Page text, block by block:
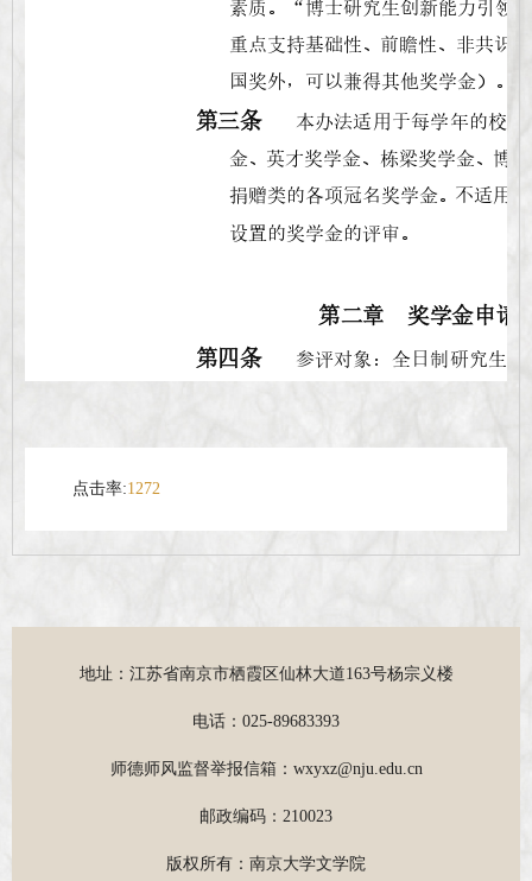
点击率:1272
地址：江苏省南京市栖霞区仙林大道163号杨宗义楼
电话：025-89683393
师德师风监督举报信箱：wxyxz@nju.edu.cn
邮政编码：210023
版权所有：南京大学文学院